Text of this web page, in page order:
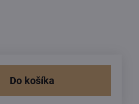
Do košíka